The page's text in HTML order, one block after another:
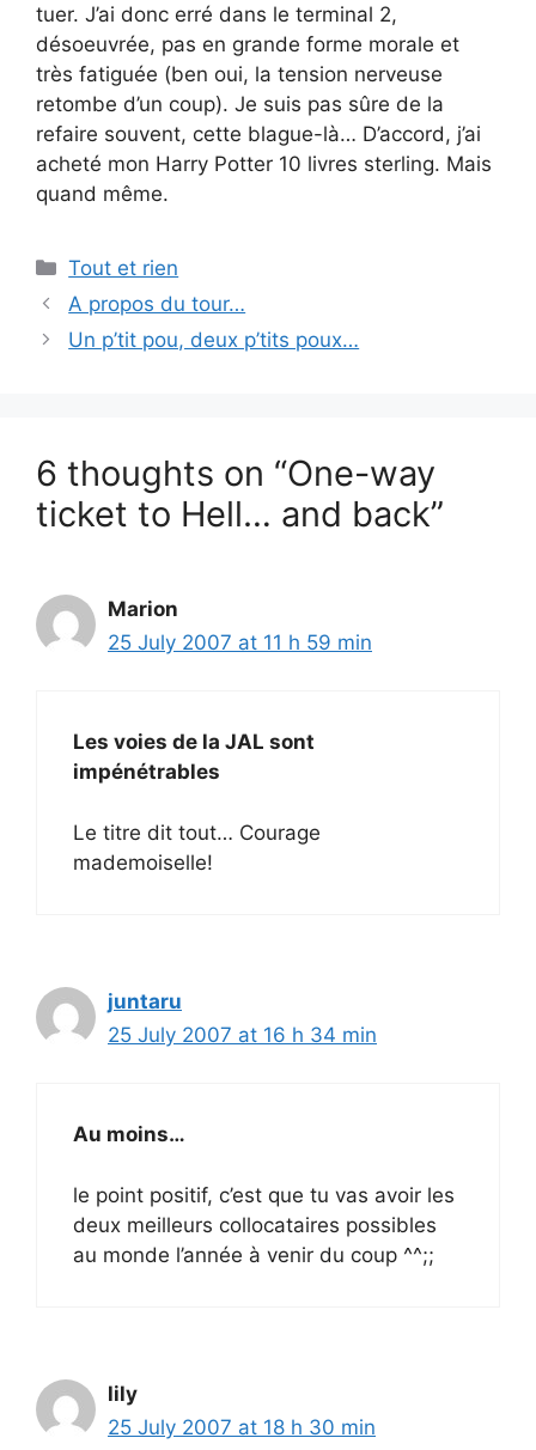
tuer. J’ai donc erré dans le terminal 2,
désoeuvrée, pas en grande forme morale et
très fatiguée (ben oui, la tension nerveuse
retombe d’un coup). Je suis pas sûre de la
refaire souvent, cette blague-là… D’accord, j’ai
acheté mon Harry Potter 10 livres sterling. Mais
quand même.
Categories
Tout et rien
A propos du tour…
Un p’tit pou, deux p’tits poux…
6 thoughts on “One-way
ticket to Hell… and back”
Marion
25 July 2007 at 11 h 59 min
Les voies de la JAL sont
impénétrables
Le titre dit tout… Courage
mademoiselle!
juntaru
25 July 2007 at 16 h 34 min
Au moins…
le point positif, c’est que tu vas avoir les
deux meilleurs collocataires possibles
au monde l’année à venir du coup ^^;;
lily
25 July 2007 at 18 h 30 min